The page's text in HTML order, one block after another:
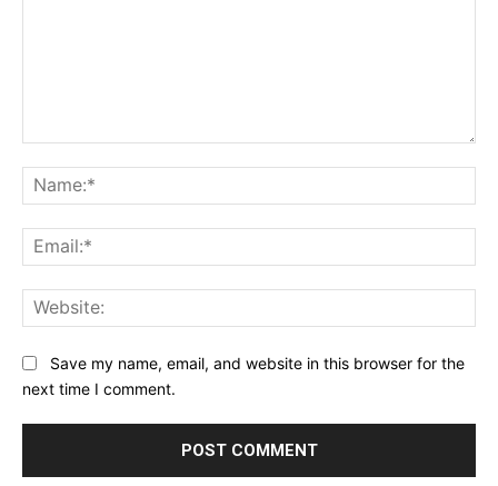
Save my name, email, and website in this browser for the
next time I comment.